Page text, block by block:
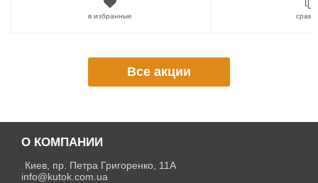
в избранные
Все акции
О КОМПАНИИ
Киев, пр. Петра Григоренко, 11А
info@kutok.com.ua